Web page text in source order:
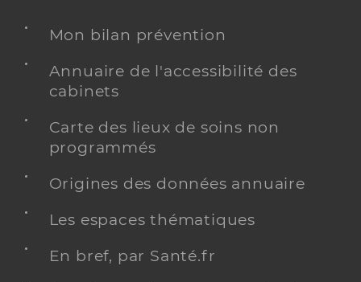
Mon bilan prévention
Annuaire de l'accessibilité des
cabinets
Carte des lieux de soins non
programmés
Origines des données annuaire
Les espaces thématiques
En bref, par Santé.fr